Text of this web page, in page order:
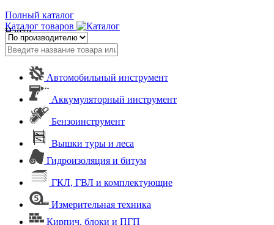
Полный каталог
Каталог товаров
Найти
Автомобильный инструмент
Аккумуляторный инструмент
Бензоинструмент
Вышки туры и леса
Гидроизоляция и битум
ГКЛ, ГВЛ и комплектующие
Измерительная техника
Кирпич, блоки и ПГП